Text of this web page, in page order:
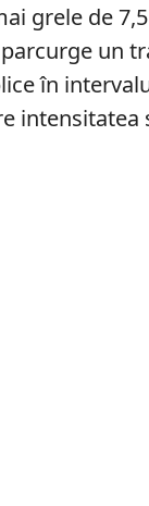
grele de
un
în
intensitatea